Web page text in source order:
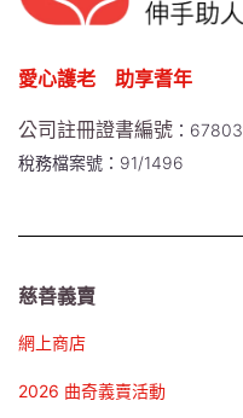
愛心護老 助享耆年
公司註冊證書編號 ：67803
稅務檔案號：91/1496
慈善義賣
網上商店
2026 曲奇義賣活動